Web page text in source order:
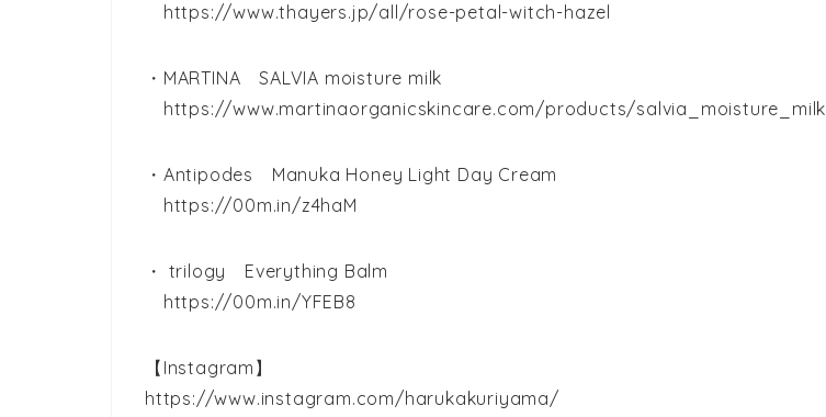
https://www.thayers.jp/all/rose-petal-witch-hazel
・MARTINA SALVIA moisture milk
https://www.martinaorganicskincare.com/products/salvia_moisture_milk
・Antipodes Manuka Honey Light Day Cream
https://00m.in/z4haM
・ trilogy Everything Balm
https://00m.in/YFEB8
【Instagram】
https://www.instagram.com/harukakuriyama/